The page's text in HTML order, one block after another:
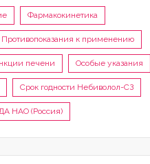
Фармакокинетика
Противопоказания к применению
печени Особые указания
Срок годности Небиволол-СЗ
НАО (Россия)